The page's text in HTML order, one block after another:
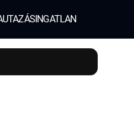
UTAZÁSINGATLAN